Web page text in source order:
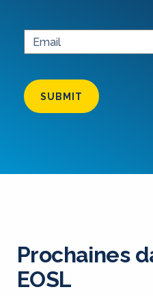
SUBMIT
Prochaines
EOSL